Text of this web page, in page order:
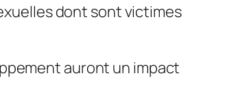
dont sont victimes
auront un impact